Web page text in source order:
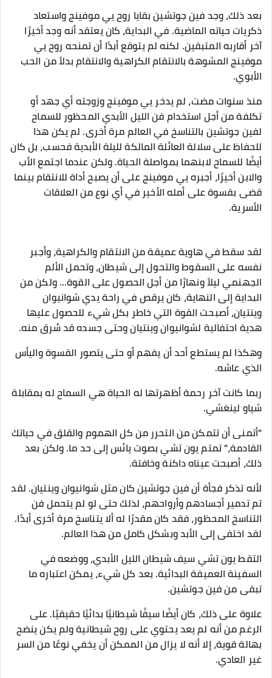
بعد ذلك، وجد فين جوتشين بقايا روح يي موفينج واستعاد
ذكريات حياته الماضية. في البداية، كان يعتقد أنه وجد أخيرًا
آخر أقاربه المتبقين. لكنه لم يتوقع أبدًا أن تمنحه روح يي
موفينج المشوهة بالانتقام الكراهية والانتقام بدلاً من الحب
الأبوي.
منذ سنوات مضت، لم يدخر يي موفينج وزوجته أي جهد أو
تكلفة من أجل استخدام فن الليل الأبدي المحظور للسماح
لفين جوتشين بالتناسخ في العالم مرة أخرى. لم يكن هذا
للحفاظ على سلالة العائلة المالكة لليلة الأبدية فحسب، بل كان
أيضًا للسماح لابنهما بمواصلة الحياة. ولكن عندما اجتمع الأب
والابن أخيرًا، أجبره يي موفينج على أن يصبح أداة للانتقام بينما
قضى بقسوة على أمله الأخير في أي نوع من العلاقات
الأسرية.
لقد سقط في هاوية عميقة من الانتقام والكراهية، وأجبر
نفسه على السقوط والتحول إلى شيطان، وتحمل الألم
الجهنمي ليلاً ونهارًا من أجل الحصول على القوة... ولكن من
البداية إلى النهاية، كان يرقص في راحة يدي شوانيوان
وينتيان، أصبحت القوة التي خاطر بكل شيء للحصول عليها
هدية احتفالية لشوانيوان وينتيان وحتى جسده قد سُرق منه.
وهكذا لم يستطع أحد أن يفهم أو حتى يتصور القسوة واليأس
الذي عاشه.
ربما كانت آخر رحمة أظهرتها له الحياة هي السماح له بمقابلة
شياو لينغشي.
"أتمنى أن تتمكن من التحرر من كل الهموم والقلق في حياتك
القادمة،" تمتم يون تشي بصوت يائس إلى حد ما. ولكن بعد
ذلك، أصبحت عيناه داكنة وخافتة.
لأنه تذكر فجأة أن فين جوتشين كان مثل شوانيوان وينتيان. لقد
تم تدمير أجسادهم وأرواحهم، لذلك حتى لو لم يتحمل فن
التناسخ المحظور، فقد كان مقدرًا له ألا يتناسخ مرة أخرى أبدًا.
لقد اختفى إلى الأبد وبشكل كامل من هذا العالم.
التقط يون تشي سيف شيطان الليل الأبدي، ووضعه في
السفينة العميقة البدائية. بعد كل شيء، يمكن اعتباره ما
تبقى من فين جوتشين.
علاوة على ذلك، كان أيضًا سيفًا شيطانيًا بدائيًا حقيقيًا. على
الرغم من أنه لم يعد يحتوي على روح شيطانية ولم يكن ينضح
بهالة قوية، إلا أنه لا يزال من الممكن أن يخفي نوعًا من السر
غير العادي.